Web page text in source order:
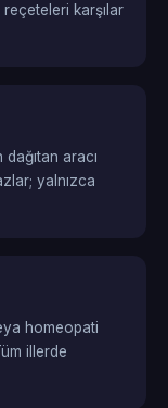
karşılar
aracı
yalnızca
homeopati
illerde